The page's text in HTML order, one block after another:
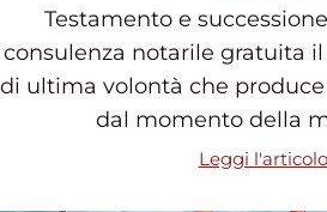
Testamento e
consulenza notarile gratuita
di ultima volontà che
dal momento della
Leggi